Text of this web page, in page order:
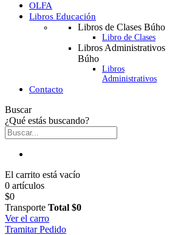
OLFA
Libros Educación
Libros de Clases Búho
Libro de Clases
Libros Administrativos
Búho
Libros
Administrativos
Contacto
Buscar
¿Qué estás buscando?
El carrito está vacío
0 artículos
$0
Transporte Total $0
Ver el carro
Tramitar Pedido